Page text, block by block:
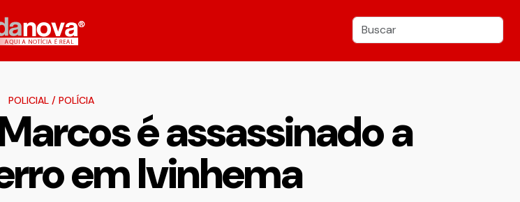
POLICIAL/ POLÍCIA
é assassinado a
em Ivinhema